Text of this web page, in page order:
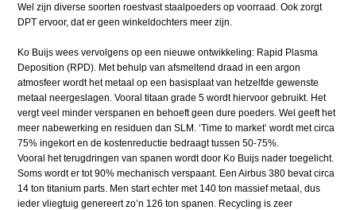
Wel zijn diverse soorten roestvast staalpoeders op voorraad. Ook zorgt
DPT ervoor, dat er geen winkeldochters meer zijn.
Ko Buijs wees vervolgens op een nieuwe ontwikkeling: Rapid Plasma
Deposition (RPD). Met behulp van afsmeltend draad in een argon
atmosfeer wordt het metaal op een basisplaat van hetzelfde gewenste
metaal neergeslagen. Vooral titaan grade 5 wordt hiervoor gebruikt. Het
vergt veel minder verspanen en behoeft geen dure poeders. Wel geeft het
meer nabewerking en residuen dan SLM. ‘Time to market’ wordt met circa
75% ingekort en de kostenreductie bedraagt tussen 50-75%.
Vooral het terugdringen van spanen wordt door Ko Buijs nader toegelicht.
Soms wordt er tot 90% mechanisch verspaant. Een Airbus 380 bevat circa
14 ton titanium parts. Men start echter met 140 ton massief metaal, dus
ieder vliegtuig genereert zo’n 126 ton spanen. Recycling is zeer